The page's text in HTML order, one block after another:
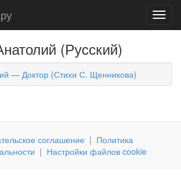
(Русский)
— Доктор (Стихи С. Щенникова)
соглашение | Политика
| Настройки файлов cookie